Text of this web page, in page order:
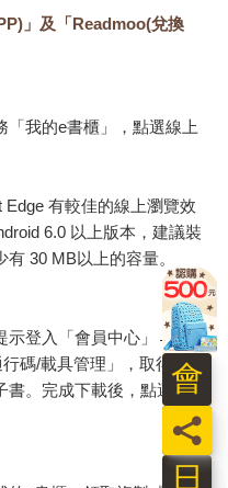
」及「Readmoo(兌換
我的e書櫃」，點選線上
有較佳的線上瀏覽效
6.0 以上版本，建議裝
30 MB以上的容量。
示登入「會員中心」→「我
碼/載具管理」，取得通行
。完成下載後，點選任一
日
員
會